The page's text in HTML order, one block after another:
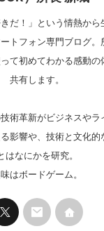
きだ！」という情熱から
トフォン専門ブログ。
て初めてわかる感動の
共有します。
術革新がビジネスやラ
影響や、技術と文化的
はなにかを研究。
はボードゲーム。